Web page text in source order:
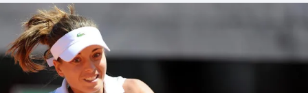
Cyklistika
DALŠÍ SPORTY
Americký fotbal
NEPŘEHLÉDNĚTE